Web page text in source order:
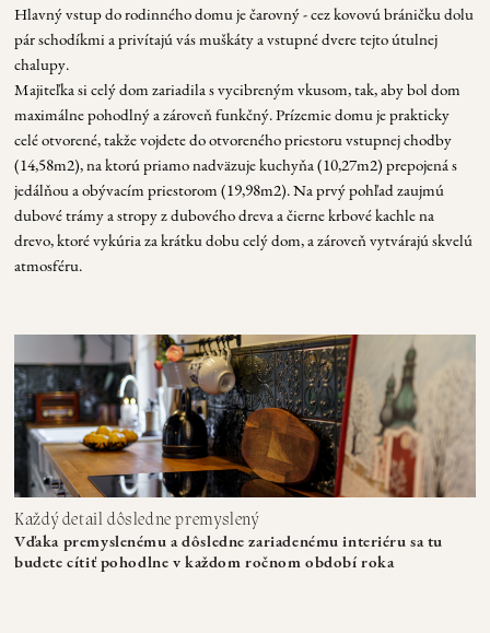
Hlavný vstup do rodinného domu je čarovný - cez kovovú bráničku dolu
pár schodíkmi a privítajú vás muškáty a vstupné dvere tejto útulnej
chalupy.
Majiteľka si celý dom zariadila s vycibreným vkusom, tak, aby bol dom
maximálne pohodlný a zároveň funkčný. Prízemie domu je prakticky
celé otvorené, takže vojdete do otvoreného priestoru vstupnej chodby
(14,58m2), na ktorú priamo nadväzuje kuchyňa (10,27m2) prepojená s
jedálňou a obývacím priestorom (19,98m2). Na prvý pohľad zaujmú
dubové trámy a stropy z dubového dreva a čierne krbové kachle na
drevo, ktoré vykúria za krátku dobu celý dom, a zároveň vytvárajú skvelú
atmosféru.
Každý detail dôsledne premyslený
Vďaka premyslenému a dôsledne zariadenému interiéru sa tu
budete cítiť pohodlne v každom ročnom období roka